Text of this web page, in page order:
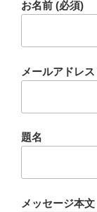
お名前 (必須)
メールアドレ
題名
メッセージ本文